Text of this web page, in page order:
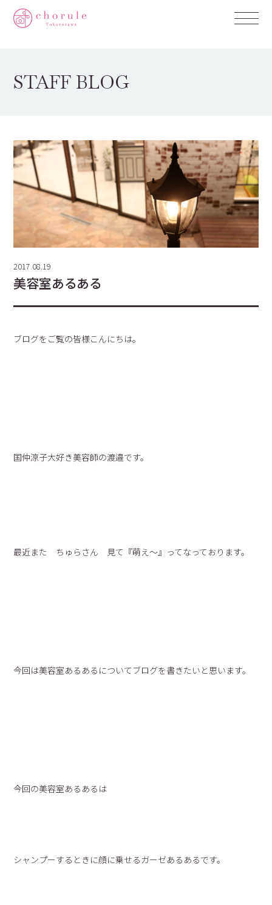
STAFF BLOG
2017.08.19
美容室あるある
ブログをご覧の皆様こんにちは。
国仲涼子大好き美容師の渡邉です。
最近また ちゅらさん 見て『萌え〜』ってなっております。
今回は美容室あるあるについてブログを書きたいと思います。
今回の美容室あるあるは
シャンプーするときに顔に乗せるガーゼあるあるです。